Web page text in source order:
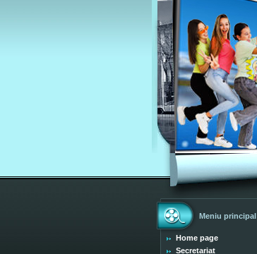
Meniu principal
Home page
Secretariat